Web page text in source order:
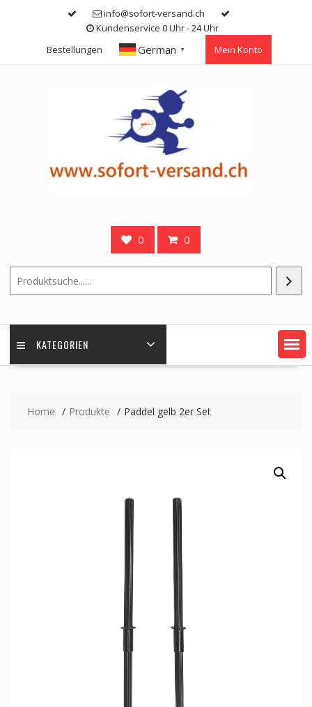
info@sofort-versand.ch
Kundenservice 0 Uhr - 24 Uhr
Bestellungen
German ▼ Mein Konto
0 0
KATEGORIEN
Home Produkte Paddel gelb 2er Set